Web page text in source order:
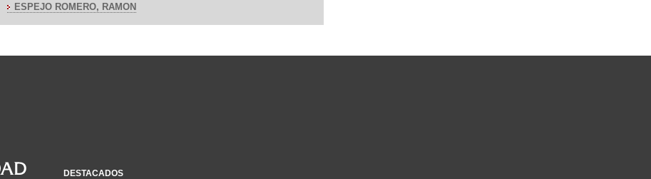
ESPEJO ROMERO, RAMON
DESTACADOS